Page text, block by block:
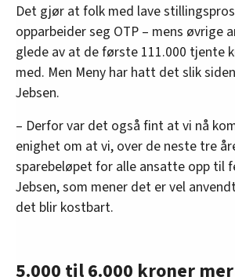
Det gjør at folk med lave
opparbeider seg OTP – mens øvrige
glede av at de første 111.000 tjente
med. Men Meny har hatt det slik
Jebsen.
– Derfor var det også fint at vi nå
enighet om at vi, over de neste tre
sparebeløpet for alle ansatte opp til
Jebsen, som mener det er vel
det blir kostbart.
5.000 til 6.000 kroner